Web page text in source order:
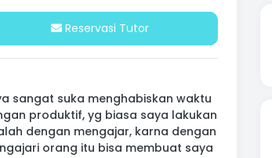
Reservasi Tutor
sangat suka menghabiskan waktu
produktif, yg biasa saya lakukan
dengan mengajar, karna dengan
orang itu bisa membuat saya